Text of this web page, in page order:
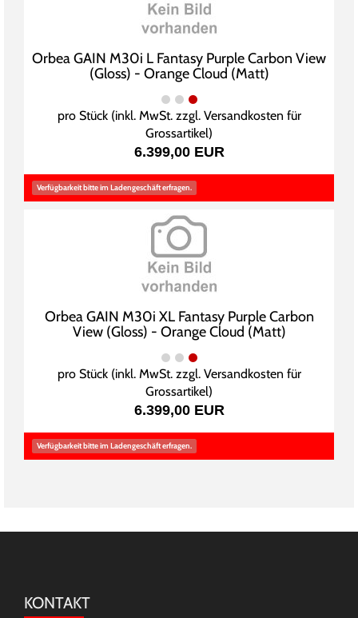
Orbea GAIN M30i L Fantasy Purple Carbon View
(Gloss) - Orange Cloud (Matt)
pro Stück (inkl. MwSt. zzgl. Versandkosten für
Grossartikel)
6.399,00 EUR
Verfügbarkeit bitte im Ladengeschäft erfragen.
Orbea GAIN M30i XL Fantasy Purple Carbon
View (Gloss) - Orange Cloud (Matt)
pro Stück (inkl. MwSt. zzgl. Versandkosten für
Grossartikel)
6.399,00 EUR
Verfügbarkeit bitte im Ladengeschäft erfragen.
KONTAKT